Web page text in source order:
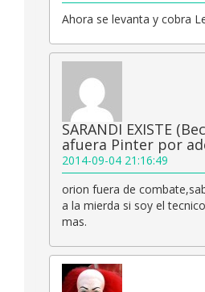
Ahora se levanta y cobra
SARANDI EXISTE
afuera Pinter por
2014-09-04 21:16:49
orion fuera de
a la mierda si soy el
mas.